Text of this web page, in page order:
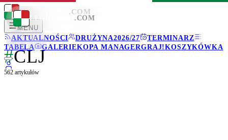
LEGIONISCI .COM
MENU
AKTUALNOŚCI
DRUŻYNA2026/27
TERMINARZ
TABELA
GALERIEKOPA MANAGERGRAJ!KOSZYKÓWKA
LEGIONISCI .COM
#CLJ
562 artykułów